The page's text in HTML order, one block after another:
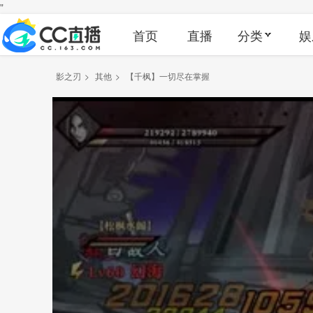
"
首页 直播 分类
影之刃 > 其他 > 【千枫】一切尽在掌握